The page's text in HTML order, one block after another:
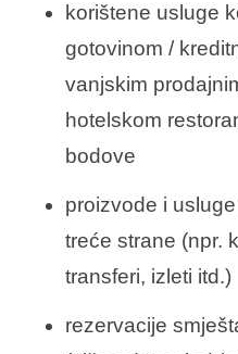
korištene usluge
gotovinom /
vanjskim
hotelskom
bodove
proizvode i
treće strane (npr.
transferi, izleti itd.)
rezervacije